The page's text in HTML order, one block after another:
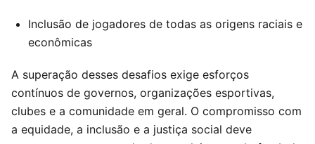
Inclusão de jogadores de todas as origens raciais e
econômicas
A superação desses desafios exige esforços
contínuos de governos, organizações esportivas,
clubes e a comunidade em geral. O compromisso com
a equidade, a inclusão e a justiça social deve